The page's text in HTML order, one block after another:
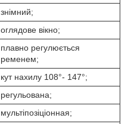
знімний;
оглядове вікно;
плавно регулюється
ременем;
кут нахилу 108°- 147°;
регульована;
мультіпозіціонная;